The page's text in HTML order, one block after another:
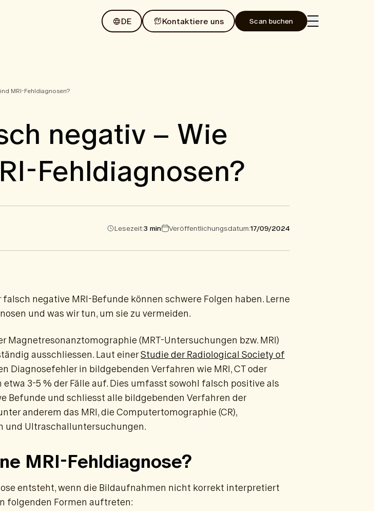
DE Kontaktiere uns Scan buchen
MRI-Fehldiagnosen?
negativ – Wie
Fehldiagnosen?
Lesezeit:3 min Veröffentlichungsdatum:17/09/2024
negative MRI-Befunde können schwere Folgen haben. Lerne
und was wir tun, um sie zu vermeiden.
Magnetresonanztomographie (MRT-Untersuchungen bzw. MRI)
ausschliessen. Laut einerStudie der Radiological Society of
Diagnosefehler in bildgebenden Verfahren wie MRI, CT oder
3-5 % der Fälle auf. Dies umfasst sowohl falsch positive als
Befunde und schliesst alle bildgebenden Verfahren der
anderem das MRI, die Computertomographie (CR),
und Ultraschalluntersuchungen.
MRI-Fehldiagnose?
entsteht, wenn die Bildaufnahmen nicht korrekt interpretiert
folgenden Formen auftreten: